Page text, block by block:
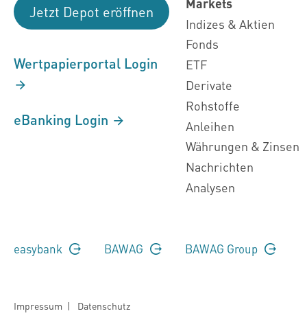
Jetzt Depot eröffnen
Wertpapierportal Login
eBanking Login
Indizes & Aktien
Fonds
ETF
Derivate
Rohstoffe
Anleihen
Währungen & Zinsen
Nachrichten
Analysen
easybank BAWAG BAWAG Group
Impressum | Datenschutz